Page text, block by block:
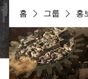
홈 그룹 홍